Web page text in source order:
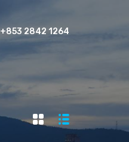
+853 2842 1264